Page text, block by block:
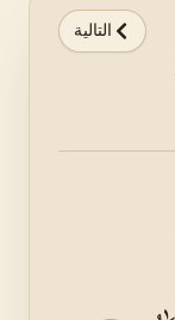
التالية